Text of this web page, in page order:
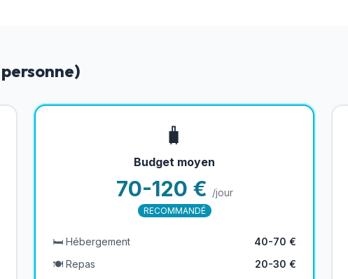
🧳
Budget moyen
70-120 € /jour
RECOMMANDÉ
🛏️ Hébergement
40-70 €
🍽️ Repas
20-30 €